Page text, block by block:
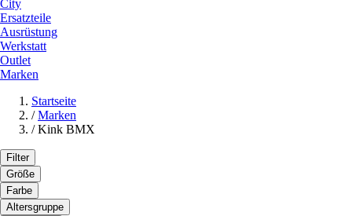
City
Ersatzteile
Ausrüstung
Werkstatt
Outlet
Marken
Startseite
/ Marken
/ Kink BMX
Filter
Größe
Farbe
Altersgruppe